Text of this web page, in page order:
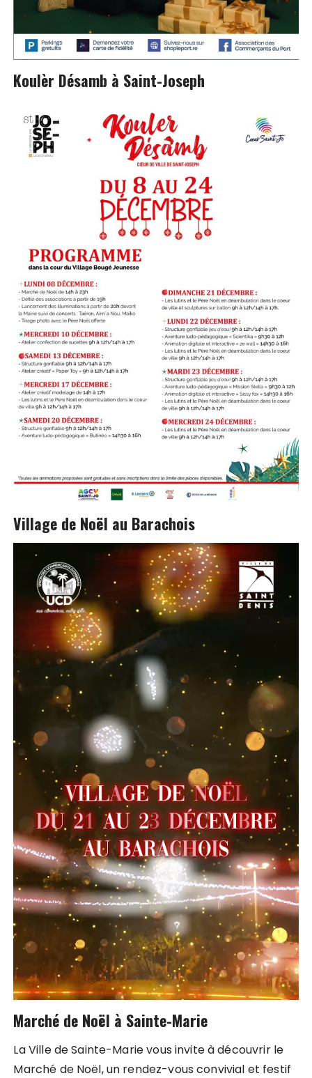
Koulèr Désamb à Saint-Joseph
Village de Noël au Barachois
Marché de Noël à Sainte-Marie
La Ville de Sainte-Marie vous invite à découvrir le
Marché de Noël, un rendez-vous convivial et festif